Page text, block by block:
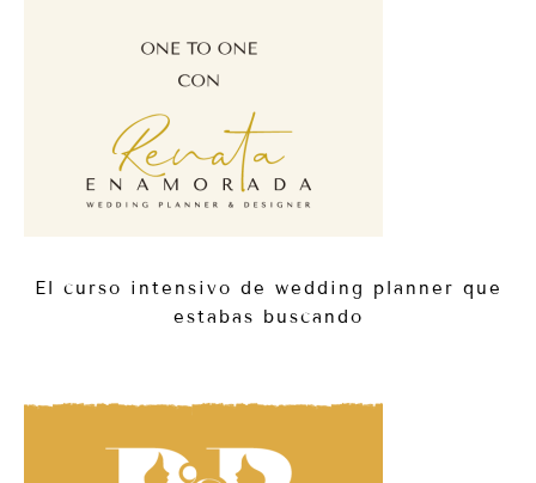
El curso intensivo de wedding planner que
estabas buscando